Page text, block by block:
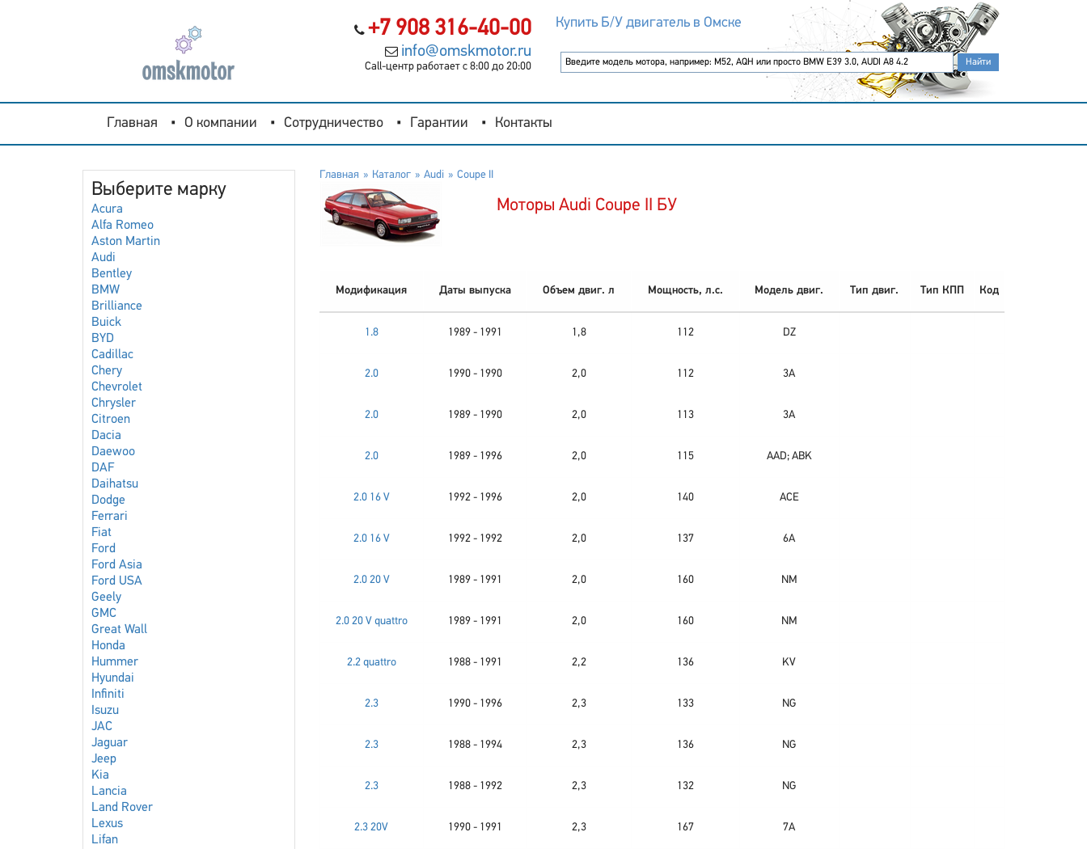
+7 908 316-40-00
info@omskmotor.ru
Call-центр работает с 8:00 до 20:00
Купить Б/У двигатель в Омске
Главная О компании Сотрудничество Гарантии Контакты
Выберите марку
Acura
Alfa Romeo
Aston Martin
Audi
Bentley
BMW
Brilliance
Buick
BYD
Cadillac
Chery
Chevrolet
Chrysler
Citroen
Dacia
Daewoo
DAF
Daihatsu
Dodge
Ferrari
Fiat
Ford
Ford Asia
Ford USA
Geely
GMC
Great Wall
Honda
Hummer
Hyundai
Infiniti
Isuzu
JAC
Jaguar
Jeep
Kia
Lancia
Land Rover
Lexus
Lifan
Главная Каталог Audi Coupe II
Моторы Audi Coupe II БУ
Модификация Даты выпуска Объем двиг. л Мощность, л.с. Модель двиг. Тип двиг. Тип КПП Код
1.8 1989 - 1991 1,8 112 DZ
2.0 1990 - 1990 2,0 112 3A
2.0 1989 - 1990 2,0 113 3A
2.0 1989 - 1996 2,0 115 AAD; ABK
2.0 16 V 1992 - 1996 2,0 140 ACE
2.0 16 V 1992 - 1992 2,0 137 6A
2.0 20 V 1989 - 1991 2,0 160 NM
2.0 20 V quattro 1989 - 1991 2,0 160 NM
2.2 quattro 1988 - 1991 2,2 136 KV
2.3 1990 - 1996 2,3 133 NG
2.3 1988 - 1994 2,3 136 NG
2.3 1988 - 1992 2,3 132 NG
2.3 20V 1990 - 1991 2,3 167 7A